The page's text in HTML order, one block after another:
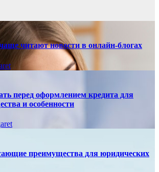
читают новости в онлайн-блогах
перед оформлением кредита для
и особенности
преимущества для юридических